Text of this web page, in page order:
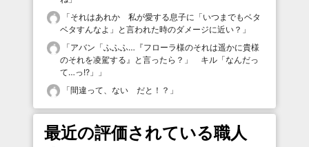
「それはあれか 私が愛する息子に「いつまでもベタ
ベタすんなよ」と言われた時のダメージに近い？ 」
「アバン「ふふふ…『フローラ様のそれは遥かに貴様
のそれを凌駕する』と言ったら？」 キル「なんだっ
て…っ!?」
」
「間違って、ない だと！？ 」
最近の評価されている職人